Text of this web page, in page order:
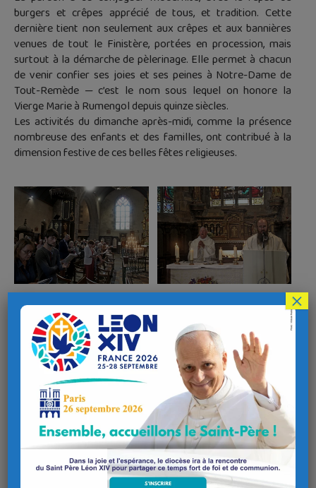
burgers et crêpes apprécié de tous, et tradition. Cette
dernière tient non seulement aux crêpes et aux bannières
venues de tout le Finistère, portées en procession, mais
surtout à la démarche de pèlerinage. Elle permet à chacun
de venir confier ses joies et ses peines à Notre-Dame de
Tout-Remède — c’est le nom sous lequel on honore la
Vierge Marie à Rumengol depuis quinze siècles.
Les activités du dimanche après-midi, comme la présence
nombreuse des enfants et des familles, ont contribué à la
dimension festive de ces belles fêtes religieuses.
×